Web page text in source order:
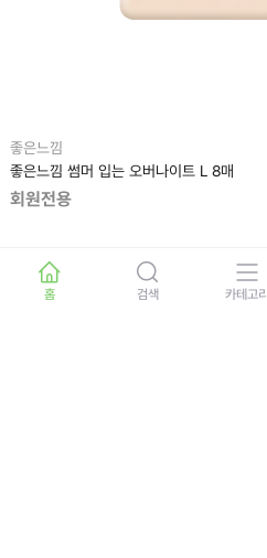
좋은느낌
좋은느낌 썸머 입는 오버나이트 L 8매
회원전용
홈 검색 카테고리